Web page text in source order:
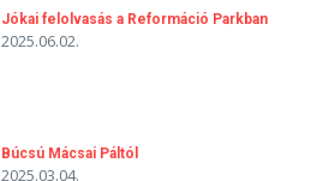
Jókai felolvasás a Reformáció Parkban
2025.06.02.
Búcsú Mácsai Páltól
2025.03.04.